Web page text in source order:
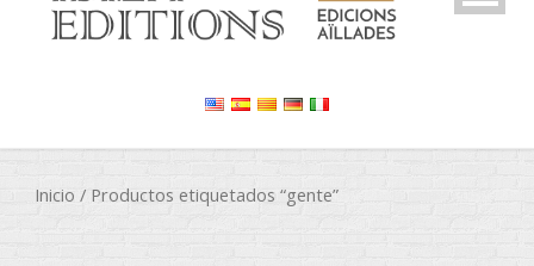
Inicio / Productos etiquetados “gente”